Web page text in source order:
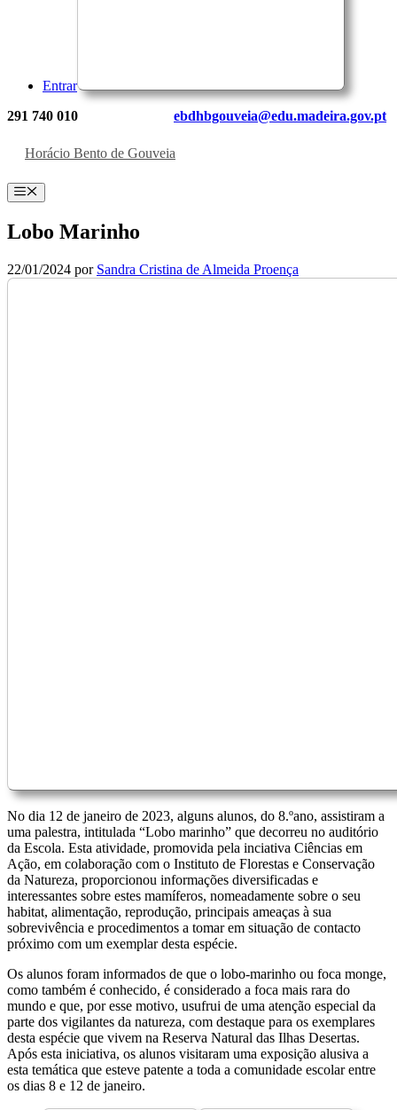
Entrar
291 740 010 ebdhbgouveia@edu.madeira.gov.pt
Horácio Bento de Gouveia
Menu
Lobo Marinho
22/01/2024 por Sandra Cristina de Almeida Proença
No dia 12 de janeiro de 2023, alguns alunos, do 8.ºano, assistiram a
uma palestra, intitulada “Lobo marinho” que decorreu no auditório
da Escola. Esta atividade, promovida pela inciativa Ciências em
Ação, em colaboração com o Instituto de Florestas e Conservação
da Natureza, proporcionou informações diversificadas e
interessantes sobre estes mamíferos, nomeadamente sobre o seu
habitat, alimentação, reprodução, principais ameaças à sua
sobrevivência e procedimentos a tomar em situação de contacto
próximo com um exemplar desta espécie.
Os alunos foram informados de que o lobo-marinho ou foca monge,
como também é conhecido, é considerado a foca mais rara do
mundo e que, por esse motivo, usufrui de uma atenção especial da
parte dos vigilantes da natureza, com destaque para os exemplares
desta espécie que vivem na Reserva Natural das Ilhas Desertas.
Após esta iniciativa, os alunos visitaram uma exposição alusiva a
esta temática que esteve patente a toda a comunidade escolar entre
os dias 8 e 12 de janeiro.